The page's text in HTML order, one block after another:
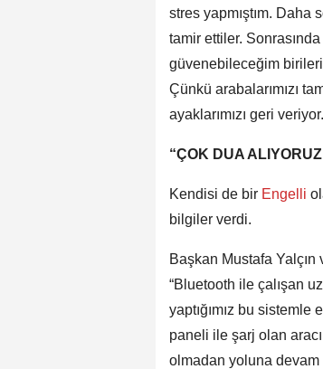
stres yapmıştım. Daha
tamir ettiler.
güvenebileceğim birileri
Çünkü arabalarımızı
ayaklarımızı geri
“ÇOK DUA
Kendisi de bir Engelli
bilgiler verdi.
Başkan Mustafa Yalçın
“Bluetooth ile çalışan
yaptığımız bu sistemle
paneli ile şarj olan
olmadan yoluna devam